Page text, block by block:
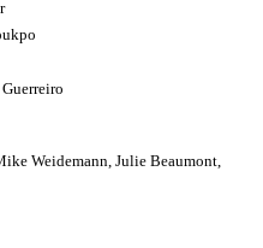
Weidemann, Julie Beaumont,